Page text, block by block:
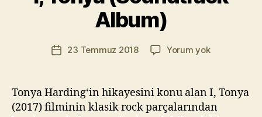
Album)
Yazının
yazarı
a
kı
m
Yazı23 Temmuz 2018 Yorum yokI,
Album)
Tonya Harding‘in hikayesini konu alan I, Tonya
(2017) filminin klasik rock parçalarından